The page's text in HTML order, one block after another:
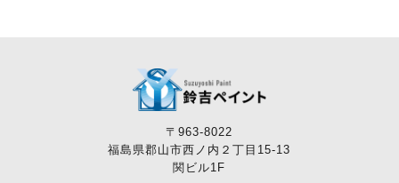
〒963-8022
福島県郡山市西ノ内２丁目15-13
関ビル1F